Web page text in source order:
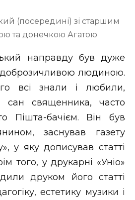
(посередині) зі старшим
та донечкою Агатою
направду був дуже
людиною.
всі знали і любили,
священника, часто
Пішта-бачієм. Він був
заснував газету
у яку дописував статті
того, у друкарні «Уніо»
друком його статті
естетику музики і